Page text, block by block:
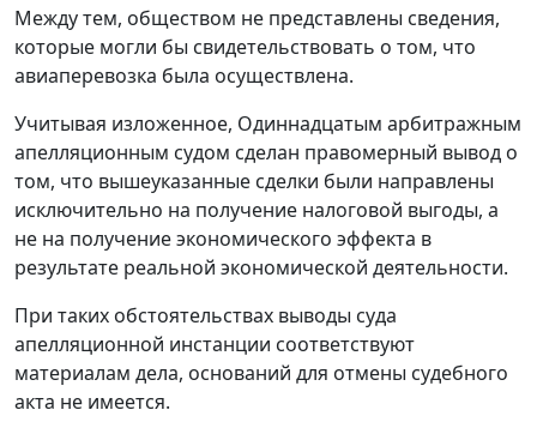
Между тем, обществом не представлены сведения,
которые могли бы свидетельствовать о том, что
авиаперевозка была осуществлена.
Учитывая изложенное, Одиннадцатым арбитражным
апелляционным судом сделан правомерный вывод о
том, что вышеуказанные сделки были направлены
исключительно на получение налоговой выгоды, а
не на получение экономического эффекта в
результате реальной экономической деятельности.
При таких обстоятельствах выводы суда
апелляционной инстанции соответствуют
материалам дела, оснований для отмены судебного
акта не имеется.